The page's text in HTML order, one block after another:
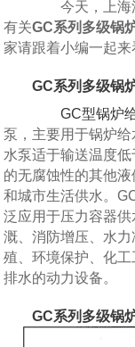
今天，上海
有关GC系列多级锅
家请跟着小编一起来
GC系列多级锅炉
GC型锅炉
泵，主要用于锅炉
水泵适于输送温度
的无腐蚀性的其他
和城市生活供水。
泛应用于压力容器
溉、消防增压、水
殖、环境保护、化
排水的动力设备。
GC系列多级锅炉